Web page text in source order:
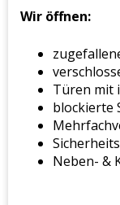
Wir öffnen:
Türen mit
blockierte
Neben- &